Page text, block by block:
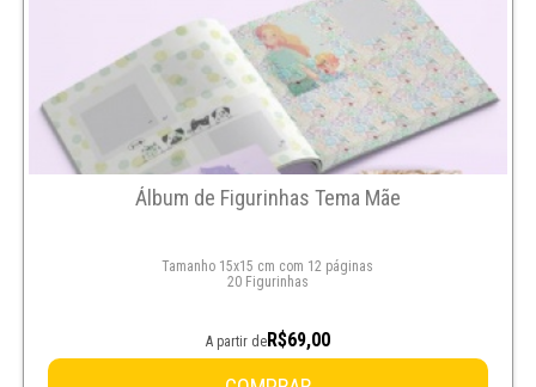
Álbum de Figurinhas Tema Mãe
Tamanho 15x15 cm com 12 páginas
20 Figurinhas
A partir deR$69,00